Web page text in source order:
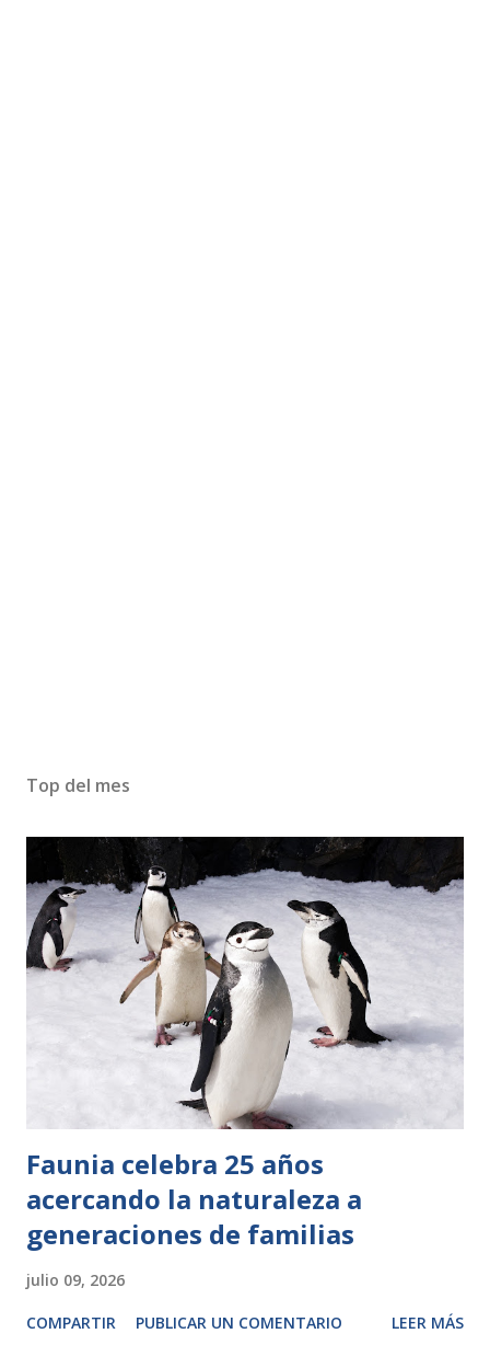
Top del mes
Faunia celebra 25 años
acercando la naturaleza a
generaciones de familias
julio 09, 2026
COMPARTIR PUBLICAR UN COMENTARIO LEER MÁS